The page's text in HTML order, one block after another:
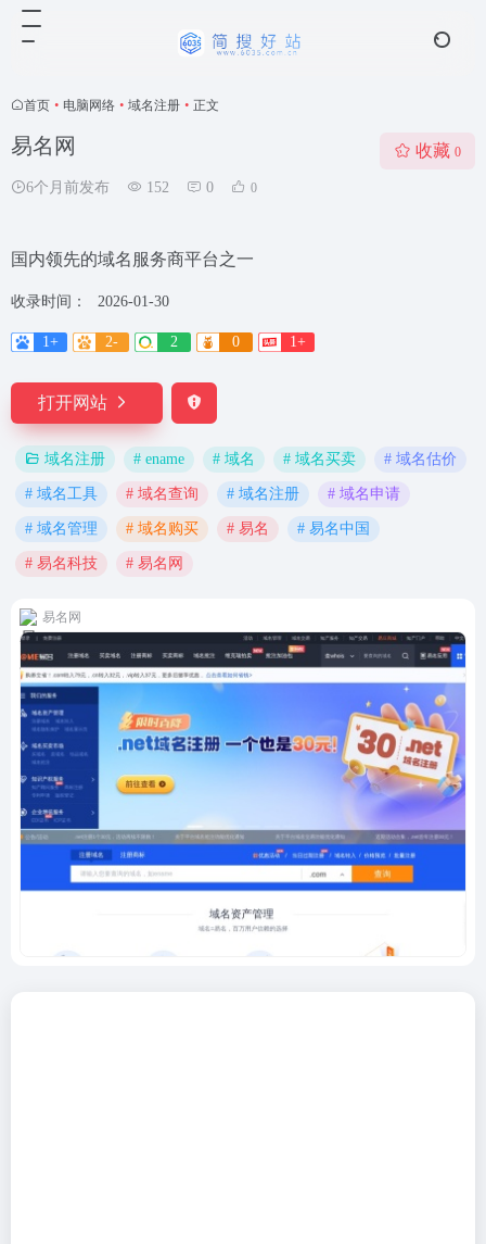
首页 • 电脑网络 • 域名注册 • 正文
易名网
6个月前发布 152 0 0
收藏 0
国内领先的域名服务商平台之一
收录时间： 2026-01-30
1+ 2- 2 0 1+
打开网站
域名注册 # ename # 域名 # 域名买卖 # 域名估价
# 域名工具 # 域名查询 # 域名注册 # 域名申请
# 域名管理 # 域名购买 # 易名 # 易名中国
# 易名科技 # 易名网
易名网